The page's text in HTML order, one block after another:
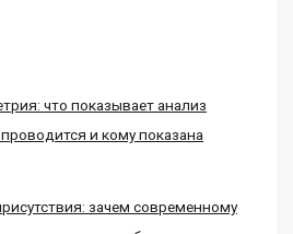
что показывает анализ
проводится и кому показана
зачем современному